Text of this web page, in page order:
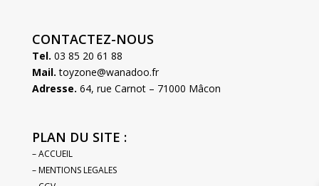
CONTACTEZ-NOUS
Tel. 03 85 20 61 88
Mail. toyzone@wanadoo.fr
Adresse. 64, rue Carnot – 71000 Mâcon
PLAN DU SITE :
– ACCUEIL
– MENTIONS LEGALES